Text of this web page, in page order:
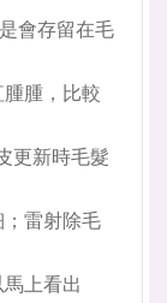
會存留在毛
腫，比較
更新時毛髮
雷射除毛
上看出